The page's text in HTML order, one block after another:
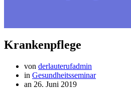
Krankenpflege
von derlauterufadmin
in Gesundheitsseminar
an 26. Juni 2019